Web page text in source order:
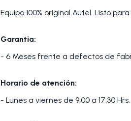
Equipo 100% original Autel. Listo
Garantia:
- 6 Meses frente a defectos de
Horario de atención:
- Lunes a viernes de 9:00 a 17:30 Hrs.